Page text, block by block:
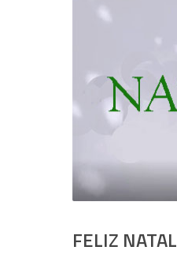
FELIZ NATAL